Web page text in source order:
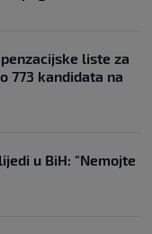
liste za
773 kandidata na
u BiH: "Nemojte